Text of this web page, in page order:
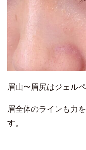
眉山〜眉尻はジェル
眉全体のラインも力
す。